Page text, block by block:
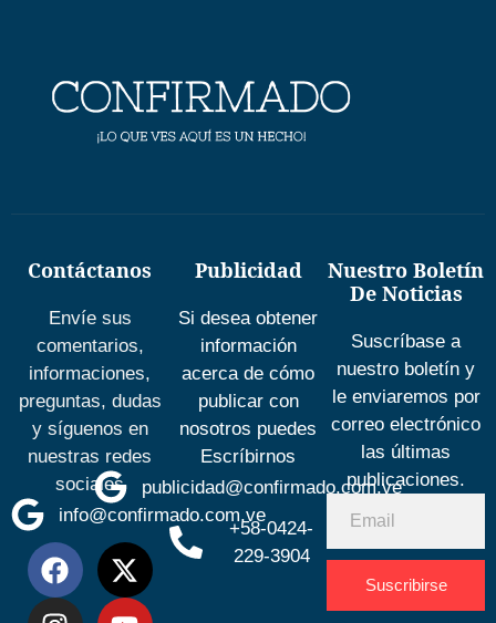
Contáctanos
Envíe sus
comentarios,
informaciones,
preguntas, dudas
y síguenos en
nuestras redes
sociales
info@confirmado.com.ve
Publicidad
Si desea obtener
información
acerca de cómo
publicar con
nosotros puedes
Escríbirnos
publicidad@confirmado.com.ve
+58-0424-
229-3904
Nuestro Boletín
De Noticias
Suscríbase a
nuestro boletín y
le enviaremos por
correo electrónico
las últimas
publicaciones.
Suscribirse